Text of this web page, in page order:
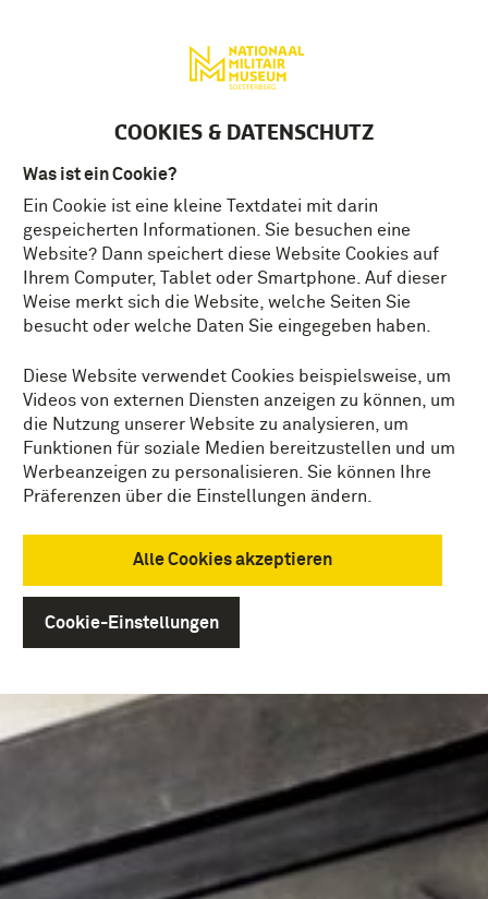
COOKIES & DATENSCHUTZ
Was ist ein Cookie?
Ein Cookie ist eine kleine Textdatei mit darin
gespeicherten Informationen. Sie besuchen eine
Website? Dann speichert diese Website Cookies auf
Ihrem Computer, Tablet oder Smartphone. Auf dieser
Weise merkt sich die Website, welche Seiten Sie
besucht oder welche Daten Sie eingegeben haben.
Diese Website verwendet Cookies beispielsweise, um
Videos von externen Diensten anzeigen zu können, um
die Nutzung unserer Website zu analysieren, um
Funktionen für soziale Medien bereitzustellen und um
Werbeanzeigen zu personalisieren. Sie können Ihre
Präferenzen über die Einstellungen ändern.
Alle Cookies akzeptieren
Cookie-Einstellungen